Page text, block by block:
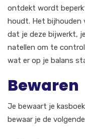
ontdekt wordt
houdt. Het bijhouden
dat je deze bijwerkt,
natellen om te
wat er op je balans
Bewaren
Je bewaart je
bewaar je de